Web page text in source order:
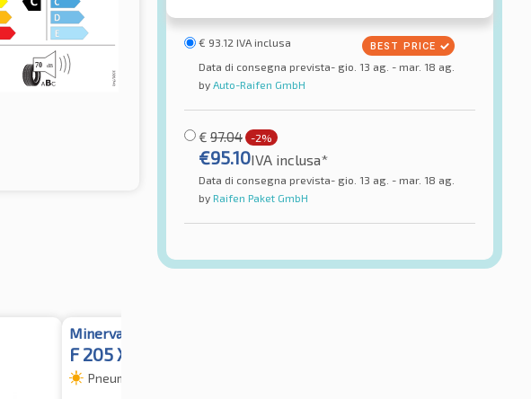
€ 93.12 IVA inclusa
Data di consegna prevista- gio. 13 ag. - mar. 18 ag.
by Auto-Raifen GmbH
€ 97.04 -2%
€95.10IVA inclusa*
Data di consegna prevista- gio. 13 ag. - mar. 18 ag.
by Raifen Paket GmbH
Minerva
F 205 XL
Pneumatici estivi